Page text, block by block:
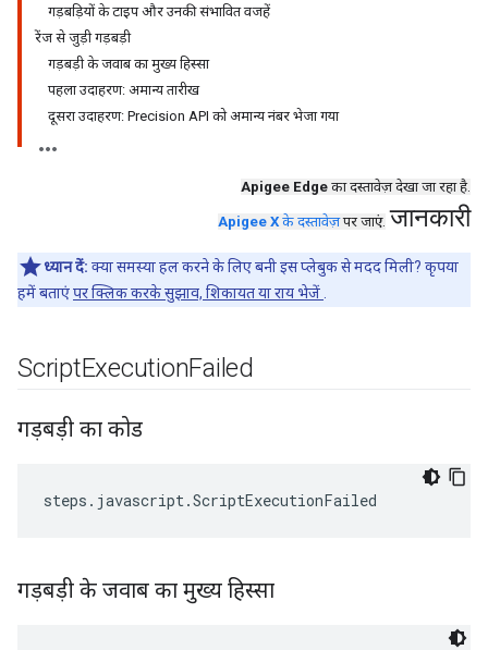
गड़बड़ियों के टाइप और उनकी संभावित वजहें
रेंज से जुड़ी गड़बड़ी
गड़बड़ी के जवाब का मुख्य हिस्सा
पहला उदाहरण: अमान्य तारीख
दूसरा उदाहरण: Precision API को अमान्य नंबर भेजा गया
Apigee Edge का दस्तावेज़ देखा जा रहा है.
Apigee X के दस्तावेज़पर जाएं. जानकारी
ध्यान दें: क्या समस्या हल करने के लिए बनी इस प्लेबुक से मदद मिली? कृपया
हमें बताएंपर क्लिक करके सुझाव, शिकायत या राय भेजें
ScriptExecutionFailed
गड़बड़ी का कोड
steps . javascript.ScriptExecutionFailed
गड़बड़ी के जवाब का मुख्य हिस्सा